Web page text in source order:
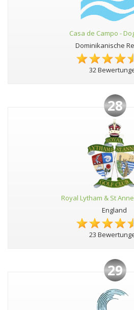
Casa de Campo -
Dominikanische
32
28
Royal Lytham & St
England
23
29